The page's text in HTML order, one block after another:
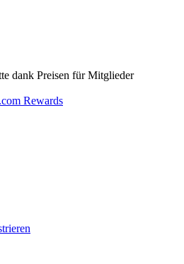
dank Preisen für Mitglieder
Rewards